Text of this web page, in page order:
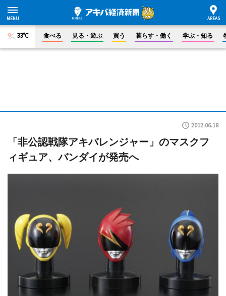
33°C 食べる 見る・遊ぶ 買う 暮らす・働く 学ぶ・知る
2012.06.18
「非公認戦隊アキバレンジャー」のマスクフ
ィギュア、バンダイが発売へ